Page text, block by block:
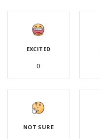
EXCITED
0
NOT SURE